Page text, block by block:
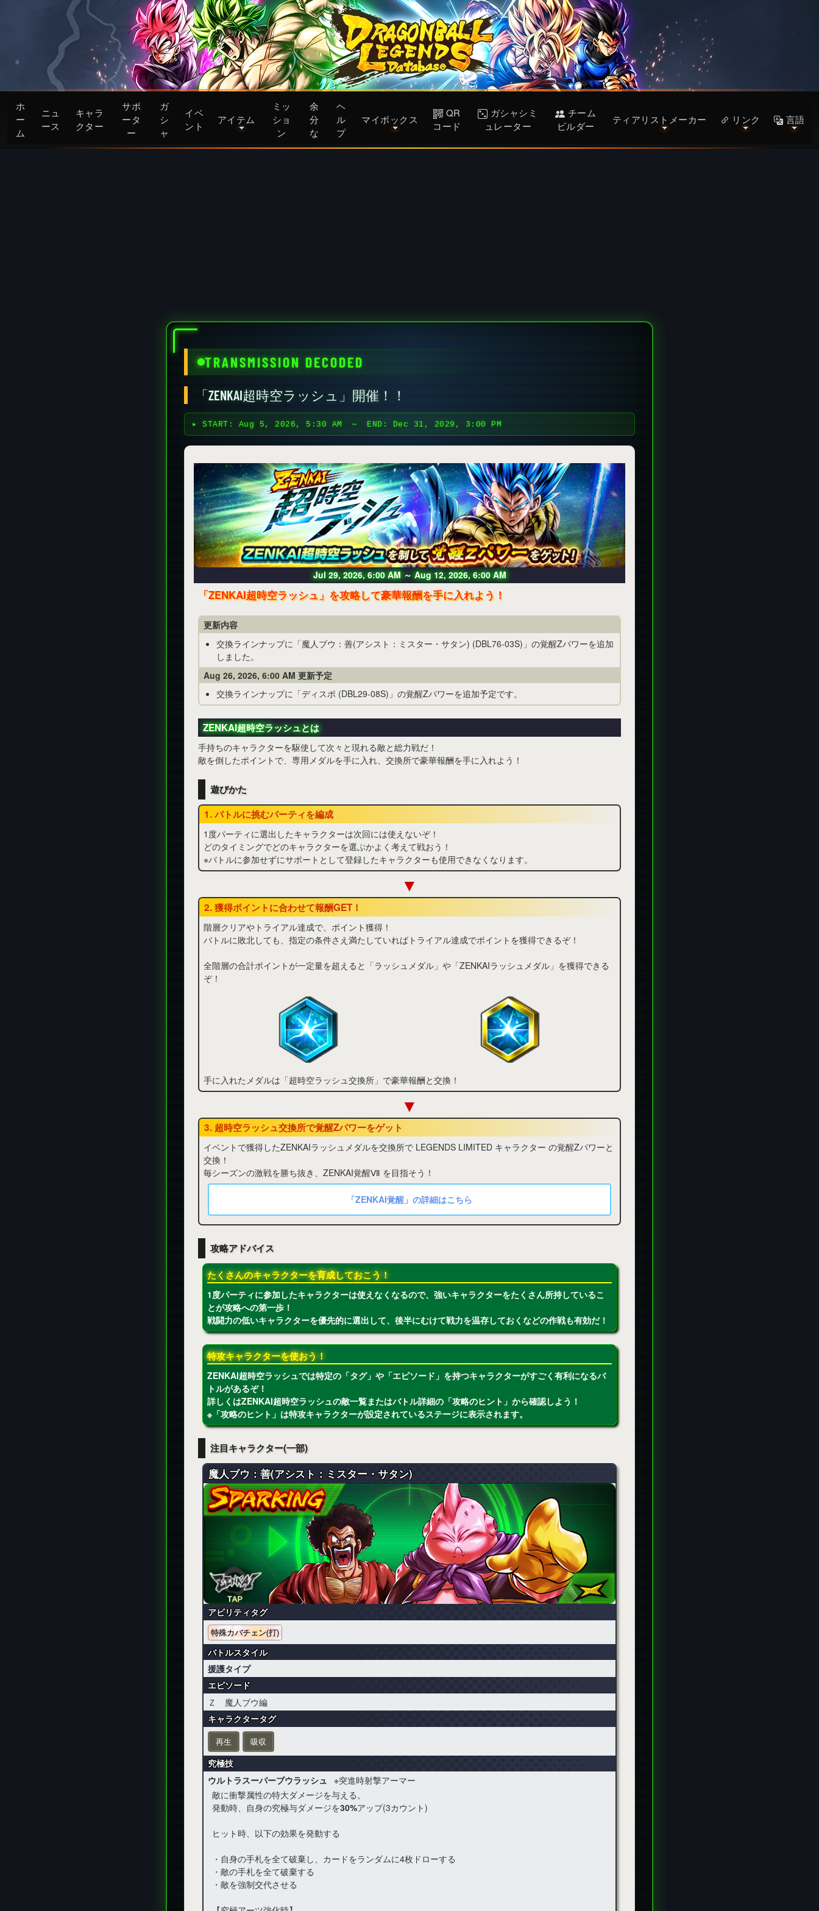
ホ
ー
ム
ニュ
ース
キャラ
クター
サポ
ータ
ー
ガ
シ
ャ
イベ
ント
アイテム
ミッ
ショ
ン
余
分
な
ヘ
ル
プ
マイボックス
QR
コード
ガシャシミ
ュレーター
チーム
ビルダー
ティアリストメーカー リンク 言語
TRANSMISSION DECODED
「ZENKAI超時空ラッシュ」開催！！
▸ START: Aug 5, 2026, 5:30 AM ～ END: Dec 31, 2029, 3:00 PM
Jul 29, 2026, 6:00 AM～Aug 12, 2026, 6:00 AM
「ZENKAI超時空ラッシュ」を攻略して豪華報酬を手に入れよう！
更新内容
交換ラインナップに「魔人ブウ：善(アシスト：ミスター・サタン) (DBL76-03S)」の覚醒Zパワーを追加
しました。
Aug 26, 2026, 6:00 AM 更新予定
交換ラインナップに「ディスポ (DBL29-08S)」の覚醒Zパワーを追加予定です。
ZENKAI超時空ラッシュとは
手持ちのキャラクターを駆使して次々と現れる敵と総力戦だ！
敵を倒したポイントで、専用メダルを手に入れ、交換所で豪華報酬を手に入れよう！
遊びかた
1. バトルに挑むパーティを編成
1度パーティに選出したキャラクターは次回には使えないぞ！
どのタイミングでどのキャラクターを選ぶかよく考えて戦おう！
※バトルに参加せずにサポートとして登録したキャラクターも使用できなくなります。
▼
2. 獲得ポイントに合わせて報酬GET！
階層クリアやトライアル達成で、ポイント獲得！
バトルに敗北しても、指定の条件さえ満たしていればトライアル達成でポイントを獲得できるぞ！
全階層の合計ポイントが一定量を超えると「ラッシュメダル」や「ZENKAIラッシュメダル」を獲得できる
ぞ！
手に入れたメダルは「超時空ラッシュ交換所」で豪華報酬と交換！
▼
3. 超時空ラッシュ交換所で覚醒Zパワーをゲット
イベントで獲得したZENKAIラッシュメダルを交換所で LEGENDS LIMITED キャラクター の覚醒Zパワーと
交換！
毎シーズンの激戦を勝ち抜き、ZENKAI覚醒Ⅶ を目指そう！
「ZENKAI覚醒」の詳細はこちら
攻略アドバイス
たくさんのキャラクターを育成しておこう！
1度パーティに参加したキャラクターは使えなくなるので、強いキャラクターをたくさん所持しているこ
とが攻略への第一歩！
戦闘力の低いキャラクターを優先的に選出して、後半にむけて戦力を温存しておくなどの作戦も有効だ！
特攻キャラクターを使おう！
ZENKAI超時空ラッシュでは特定の「タグ」や「エピソード」を持つキャラクターがすごく有利になるバ
トルがあるぞ！
詳しくはZENKAI超時空ラッシュの敵一覧またはバトル詳細の「攻略のヒント」から確認しよう！
※「攻略のヒント」は特攻キャラクターが設定されているステージに表示されます。
注目キャラクター(一部)
魔人ブウ：善(アシスト：ミスター・サタン)
アビリティタグ
特殊カバチェン(打)
バトルスタイル
援護タイプ
エピソード
Ｚ 魔人ブウ編
キャラクタータグ
再生 吸収
究極技
ウルトラスーパーブウラッシュ
※突進時射撃アーマー
敵に衝撃属性の特大ダメージを与える。
発動時、自身の究極与ダメージを30%アップ(3カウント)
ヒット時、以下の効果を発動する
・自身の手札を全て破棄し、カードをランダムに4枚ドローする
・敵の手札を全て破棄する
・敵を強制交代させる